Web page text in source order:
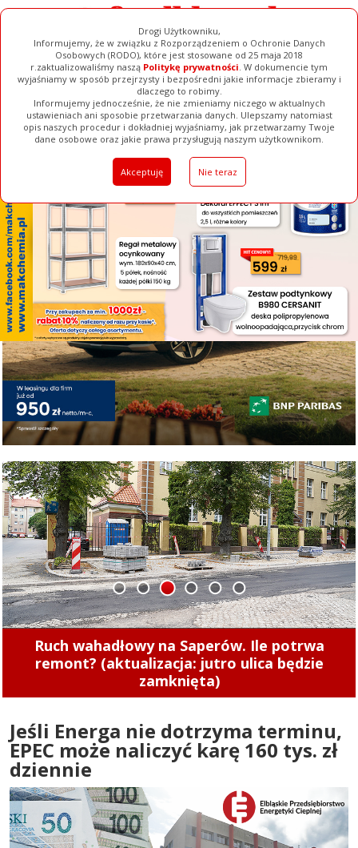
Drogi Użytkowniku,
Informujemy, że w związku z Rozporządzeniem o Ochronie Danych
Osobowych (RODO), które jest stosowane od 25 maja 2018
r.zaktualizowaliśmy naszą Politykę prywatności. W dokumencie tym
wyjaśniamy w sposób przejrzysty i bezpośredni jakie informacje zbieramy i
dlaczego to robimy.
Informujemy jednocześnie, że nie zmieniamy niczego w aktualnych
ustawieniach ani sposobie przetwarzania danych. Ulepszamy natomiast
opis naszych procedur i dokładniej wyjaśniamy, jak przetwarzamy Twoje
dane osobowe oraz jakie prawa przysługują naszym użytkownikom.
Akceptuję Nie teraz
[ ZAMKNIJ ]
Ogłoszenia Filmy Galerie Baza Firm Pełna Wersja
Ruch wahadłowy na Saperów. Ile potrwa
remont? (aktualizacja: jutro ulica będzie
zamknięta)
1 2 3 4 5 6
Jeśli Energa nie dotrzyma terminu,
EPEC może naliczyć karę 160 tys. zł
dziennie